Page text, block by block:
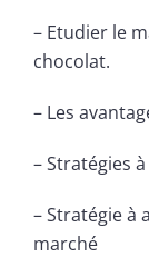
– Etudier le
chocolat.
– Les
– Stratégies
– Stratégie à
marché